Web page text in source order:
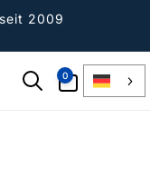
2009
0
Artikel